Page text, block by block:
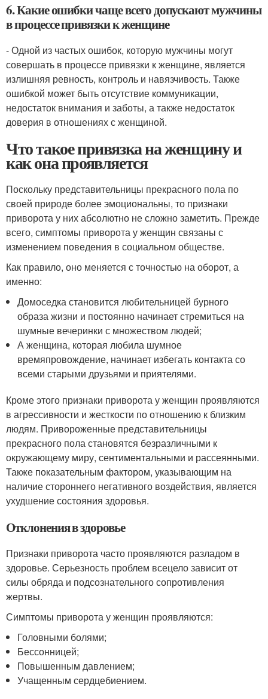
6. Какие ошибки чаще всего допускают мужчины
в процессе привязки к женщине
- Одной из частых ошибок, которую мужчины могут
совершать в процессе привязки к женщине, является
излишняя ревность, контроль и навязчивость. Также
ошибкой может быть отсутствие коммуникации,
недостаток внимания и заботы, а также недостаток
доверия в отношениях с женщиной.
Что такое привязка на женщину и
как она проявляется
Поскольку представительницы прекрасного пола по
своей природе более эмоциональны, то признаки
приворота у них абсолютно не сложно заметить. Прежде
всего, симптомы приворота у женщин связаны с
изменением поведения в социальном обществе.
Как правило, оно меняется с точностью на оборот, а
именно:
Домоседка становится любительницей бурного
образа жизни и постоянно начинает стремиться на
шумные вечеринки с множеством людей;
А женщина, которая любила шумное
времяпровождение, начинает избегать контакта со
всеми старыми друзьями и приятелями.
Кроме этого признаки приворота у женщин проявляются
в агрессивности и жесткости по отношению к близким
людям. Привороженные представительницы
прекрасного пола становятся безразличными к
окружающему миру, сентиментальными и рассеянными.
Также показательным фактором, указывающим на
наличие стороннего негативного воздействия, является
ухудшение состояния здоровья.
Отклонения в здоровье
Признаки приворота часто проявляются разладом в
здоровье. Серьезность проблем всецело зависит от
силы обряда и подсознательного сопротивления
жертвы.
Симптомы приворота у женщин проявляются:
Головными болями;
Бессонницей;
Повышенным давлением;
Учащенным сердцебиением.